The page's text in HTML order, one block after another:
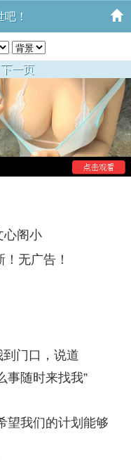
！
下一页
心阁小
无广告！
门口，说道
事随时来找我”
望我们的计划能够